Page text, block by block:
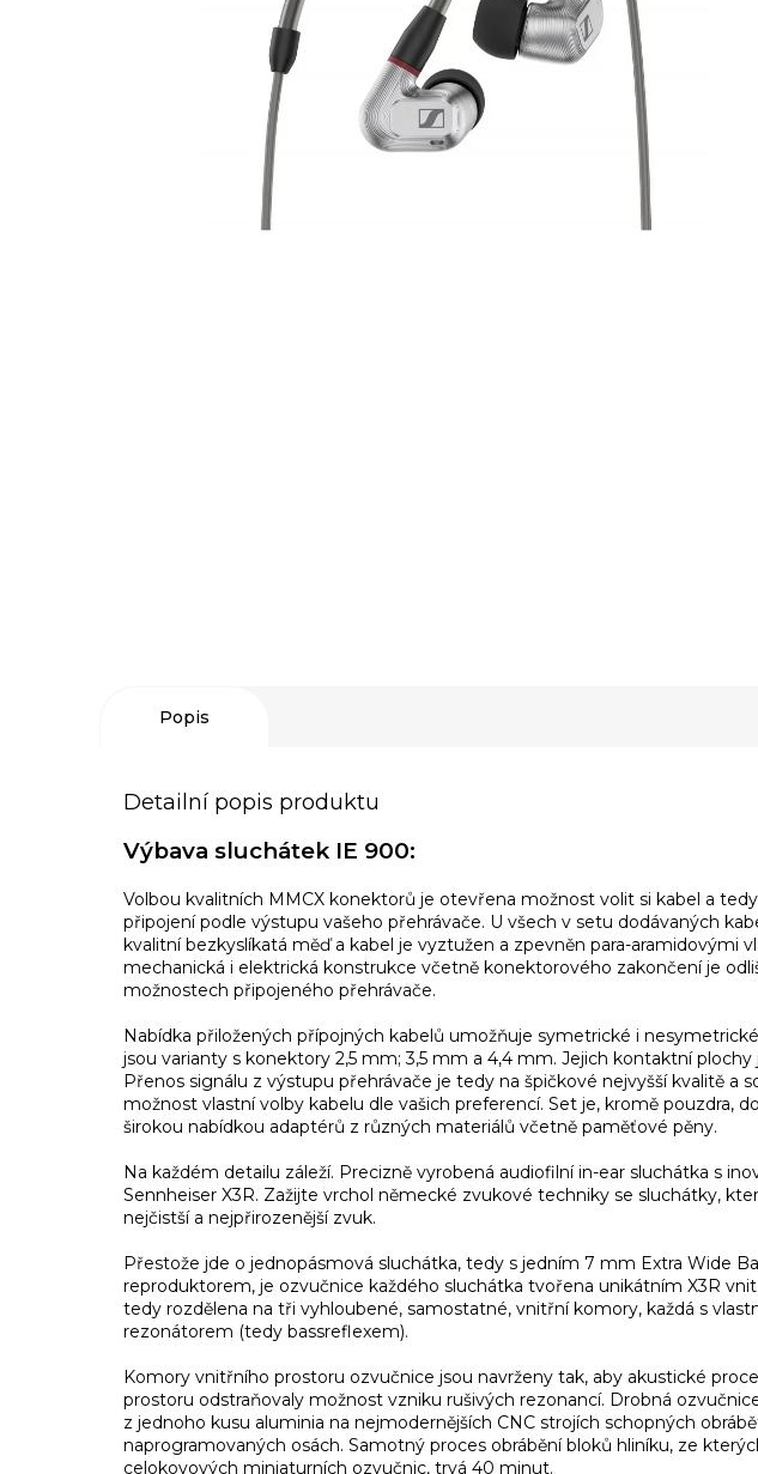
Popis
Detailní popis produktu
Výbava sluchátek IE 900:
Volbou kvalitních MMCX konektorů je otevřena možnost volit si kabel a
připojení podle výstupu vašeho přehrávače. U všech v setu dodávaných
kvalitní bezkyslíkatá měď a kabel je vyztužen a zpevněn para-aramidovými
mechanická i elektrická konstrukce včetně konektorového zakončení je
možnostech připojeného přehrávače.
Nabídka přiložených přípojných kabelů umožňuje symetrické i
jsou varianty s konektory 2,5 mm; 3,5 mm a 4,4 mm. Jejich kontaktní plochy
Přenos signálu z výstupu přehrávače je tedy na špičkové nejvyšší kvalitě a
možnost vlastní volby kabelu dle vašich preferencí. Set je, kromě pouzdra,
širokou nabídkou adaptérů z různých materiálů včetně paměťové pěny.
Na každém detailu záleží. Precizně vyrobená audiofilní in-ear sluchátka s
Sennheiser X3R. Zažijte vrchol německé zvukové techniky se sluchátky,
nejčistší a nejpřirozenější zvuk.
Přestože jde o jednopásmová sluchátka, tedy s jedním 7 mm Extra Wide
reproduktorem, je ozvučnice každého sluchátka tvořena unikátním X3R
tedy rozdělena na tři vyhloubené, samostatné, vnitřní komory, každá s
rezonátorem (tedy bassreflexem).
Komory vnitřního prostoru ozvučnice jsou navrženy tak, aby akustické
prostoru odstraňovaly možnost vzniku rušivých rezonancí. Drobná
z jednoho kusu aluminia na nejmodernějších CNC strojích schopných
naprogramovaných osách. Samotný proces obrábění bloků hliníku, ze
celokovových miniaturních ozvučnic, trvá 40 minut.